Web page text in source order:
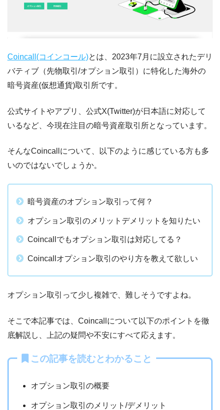
Coincall(コインコール)とは、 2023年7月に設立されたデリ
バティブ（先物取引/オプション取引）に特化した海外の
暗号資産(仮想通貨)取引所です。
公式サイトやアプリ、公式X(Twitter)が日本語に対応して
いるなど、今現在注目の暗号資産取引所となっています。
そんなCoincallについて、
以下のように感じている方も多
いのではないでしょうか。
暗号資産のオプション取引って何？
オプション取引のメリットデメリットを知りたい
Coincallでもオプション取引は対応してる？
Coincallオプション取引のやり方を教えて欲しい
オプション取引って少し複雑で、難しそうですよね。
そこで本記事では、 Coincall について以下のポイントを徹
底解説し、上記の疑問や不安にすべて応えます。
この記事を読むとわかること
オプション取引の概要
オプション取引のメリット/デメリット